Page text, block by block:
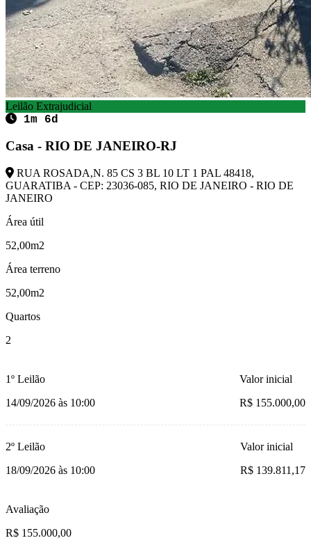
Leilão Extrajudicial
1m 6d
Casa - RIO DE JANEIRO-RJ
RUA ROSADA,N. 85 CS 3 BL 10 LT 1 PAL 48418,
GUARATIBA - CEP: 23036-085, RIO DE JANEIRO - RIO DE
JANEIRO
Área útil
52,00m2
Área terreno
52,00m2
Quartos
2
1º Leilão
14/09/2026 às 10:00
Valor inicial
R$ 155.000,00
2º Leilão
18/09/2026 às 10:00
Valor inicial
R$ 139.811,17
Avaliação
R$ 155.000,00